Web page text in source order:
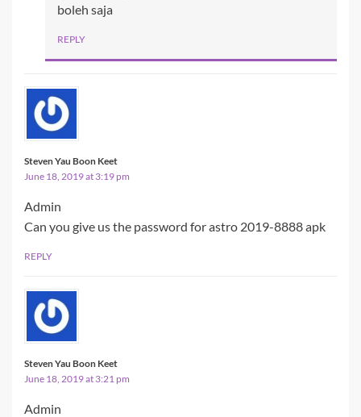
boleh saja
REPLY
Steven Yau Boon Keet
June 18, 2019 at 3:19 pm
Admin
Can you give us the password for astro 2019-8888 apk
REPLY
Steven Yau Boon Keet
June 18, 2019 at 3:21 pm
Admin